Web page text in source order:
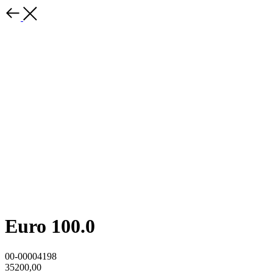
Euro 100.0
00-00004198
35200,00